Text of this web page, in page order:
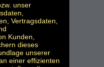
unser
Vertragsdaten,
Kunden,
dieses
unserer
einer effizienten